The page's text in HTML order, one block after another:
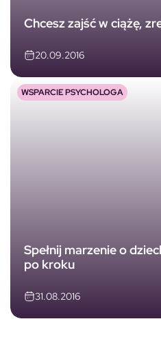
Chcesz zajść w ciążę,
20.09.2016
Spełnij marzenie o
po kroku
31.08.2016
WSPARCIE PSYCHOLOGA